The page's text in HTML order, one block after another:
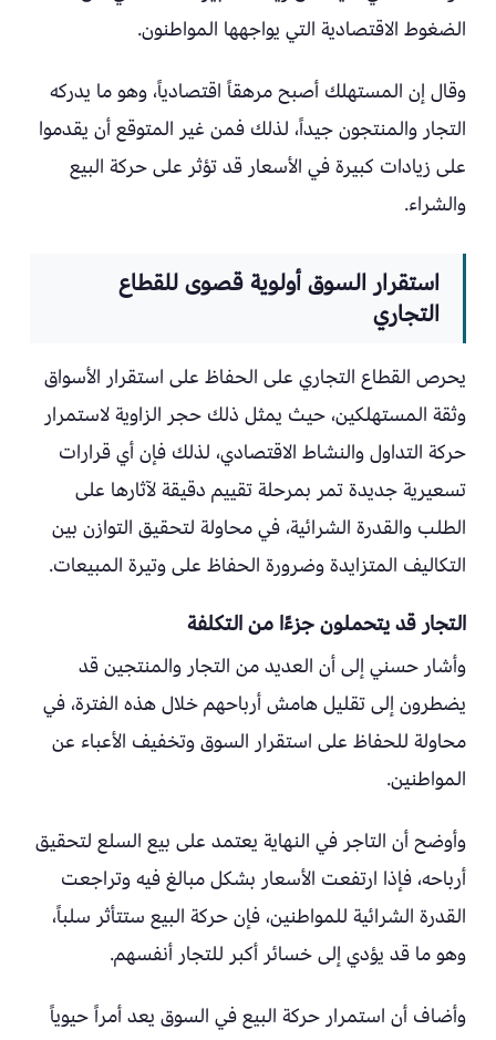
الضغوط الاقتصادية التي يواجهها المواطنون.
وقال إن المستهلك أصبح مرهقاً اقتصادياً، وهو ما يدركه
التجار والمنتجون جيداً، لذلك فمن غير المتوقع أن يقدموا
على زيادات كبيرة في الأسعار قد تؤثر على حركة البيع
والشراء.
استقرار السوق أولوية قصوى للقطاع
التجاري
يحرص القطاع التجاري على الحفاظ على استقرار الأسواق
وثقة المستهلكين، حيث يمثل ذلك حجر الزاوية لاستمرار
حركة التداول والنشاط الاقتصادي، لذلك فإن أي قرارات
تسعيرية جديدة تمر بمرحلة تقييم دقيقة لآثارها على
الطلب والقدرة الشرائية، في محاولة لتحقيق التوازن بين
التكاليف المتزايدة وضرورة الحفاظ على وتيرة المبيعات.
التجار قد يتحملون جزءًا من التكلفة
وأشار حسني إلى أن العديد من التجار والمنتجين قد
يضطرون إلى تقليل هامش أرباحهم خلال هذه الفترة، في
محاولة للحفاظ على استقرار السوق وتخفيف الأعباء عن
المواطنين.
وأوضح أن التاجر في النهاية يعتمد على بيع السلع لتحقيق
أرباحه، فإذا ارتفعت الأسعار بشكل مبالغ فيه وتراجعت
القدرة الشرائية للمواطنين، فإن حركة البيع ستتأثر سلباً،
وهو ما قد يؤدي إلى خسائر أكبر للتجار أنفسهم.
وأضاف أن استمرار حركة البيع في السوق يعد أمراً حيوياً